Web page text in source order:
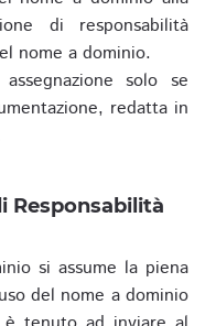
di responsabilità
nome a dominio.
solo se
redatta in
Responsabilità
si assume la piena
del nome a dominio